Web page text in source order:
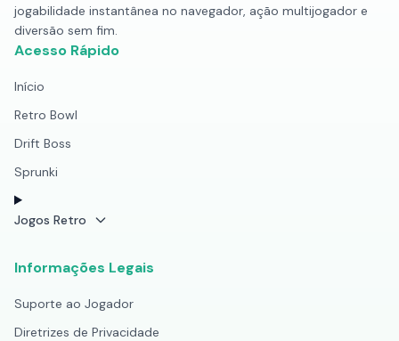
jogabilidade instantânea no navegador, ação multijogador e
diversão sem fim.
Acesso Rápido
Início
Retro Bowl
Drift Boss
Sprunki
Jogos Retro
Informações Legais
Suporte ao Jogador
Diretrizes de Privacidade